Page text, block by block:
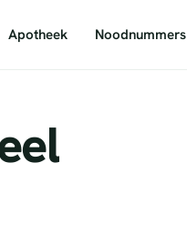
Apotheek Noodnummers